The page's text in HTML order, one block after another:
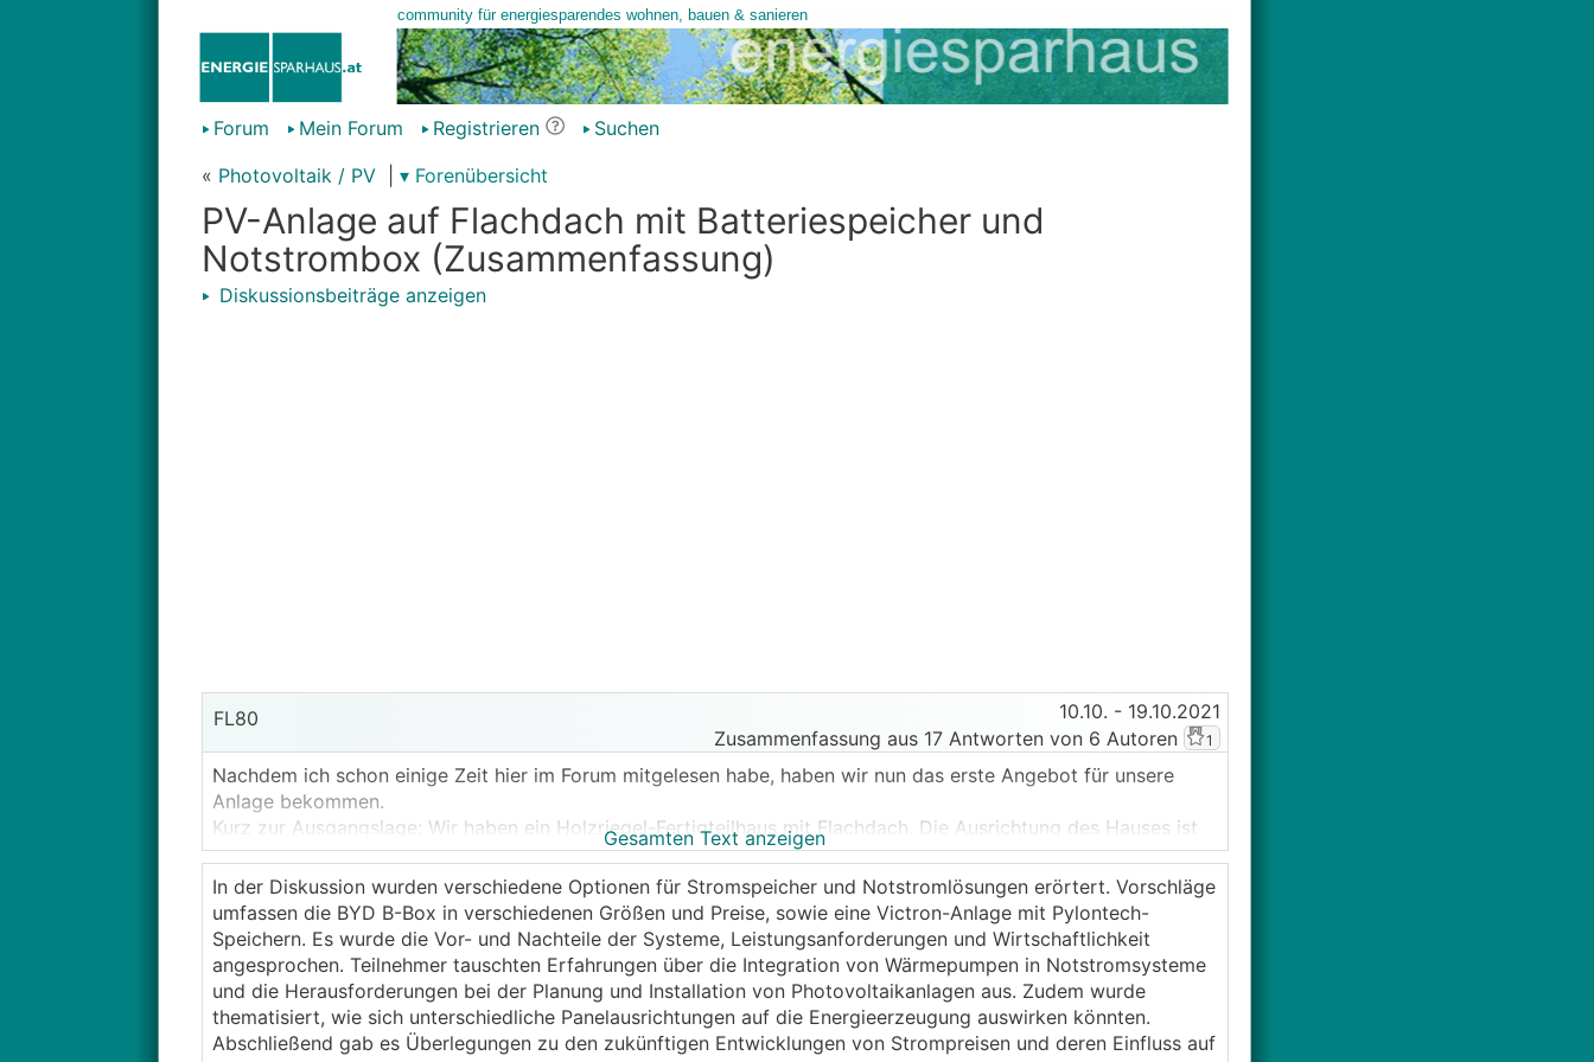
Forum Mein Forum Registrieren
Suchen
« Photovoltaik / PV ▾ Forenübersicht
PV-Anlage auf Flachdach mit Batteriespeicher und
Notstrombox (Zusammenfassung)
Diskussionsbeiträge anzeigen
FL80 10.10. - 19.10.2021
Zusammenfassung aus 17 Antworten von 6 Autoren
1
Nachdem ich schon einige Zeit hier im Forum mitgelesen habe, haben wir nun das erste Angebot für unsere
Anlage bekommen.
Kurz zur Ausgangslage: Wir haben ein Holzriegel-Fertigteilhaus mit Flachdach. Die Ausrichtung des Hauses ist
ungefähr ONO – WSW (genau weicht die ONO-Seite 30 Grad von Osten ab). Das führt mich schon zur ersten
Frage, ob diese 30 Grad-Abweichung von Osten gegen eine mit 15 Grad aufgeständerte Ost-West-Anlage (also
eigentlich ONO-WSW-Anlage
) spricht?
Die für uns wichtigsten Kriterien bei der Anlage sind Eigenverbrauch und Autarkie (auch wenn die Speicher
derzeit rechnerisch kaum rentabel sind).
Das Angebot (8,88KWp) besteht aus 2 Teilen:
Gesamten Text anzeigen
In der Diskussion wurden verschiedene Optionen für Stromspeicher und Notstromlösungen erörtert. Vorschläge
umfassen die BYD B-Box in verschiedenen Größen und Preise, sowie eine Victron-Anlage mit Pylontech-
Speichern. Es wurde die Vor- und Nachteile der Systeme, Leistungsanforderungen und Wirtschaftlichkeit
angesprochen. Teilnehmer tauschten Erfahrungen über die Integration von Wärmepumpen in Notstromsysteme
und die Herausforderungen bei der Planung und Installation von Photovoltaikanlagen aus. Zudem wurde
thematisiert, wie sich unterschiedliche Panelausrichtungen auf die Energieerzeugung auswirken könnten.
Abschließend gab es Überlegungen zu den zukünftigen Entwicklungen von Strompreisen und deren Einfluss auf